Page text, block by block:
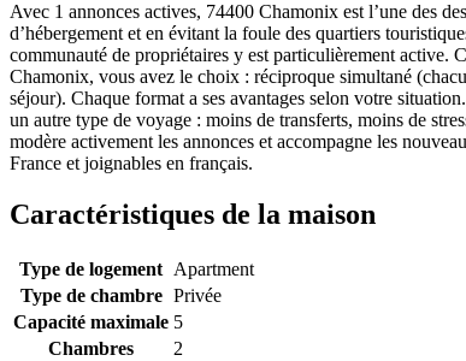
Avec 1 annonces actives, 74400 Chamonix est l’une des
d’hébergement et en évitant la foule des quartiers
communauté de propriétaires y est particulièrement active.
Chamonix, vous avez le choix : réciproque simultané
séjour). Chaque format a ses avantages selon votre
un autre type de voyage : moins de transferts, moins de
modère activement les annonces et accompagne les
France et joignables en français.
Caractéristiques de la maison
Type de logement Apartment
Type de chambre Privée
Capacité maximale 5
Chambres
2